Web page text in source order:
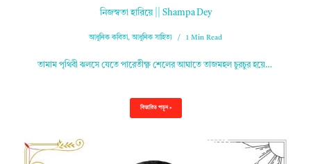
নিজস্বতা হারিয়ে || Shampa Dey
আধুনিক কবিতা,আধুনিক সাহিত্য 1 Min Read
তামাম পৃথিবী ঝলসে যেতে পারেতীক্ষ্ণ শেলের আঘাতে তাজমহল চুরচুর হয়ে…
বিস্তারিত পড়ুন »